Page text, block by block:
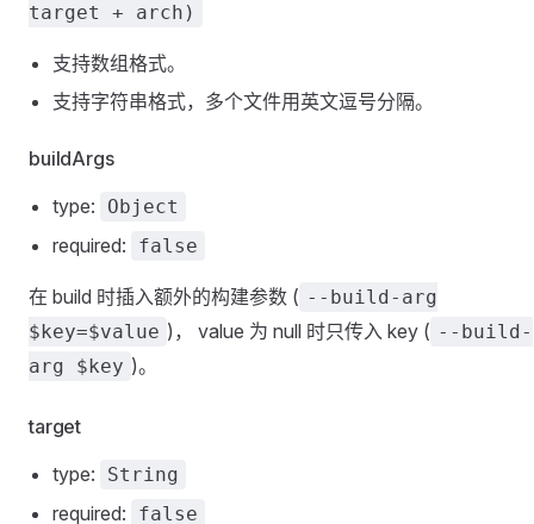
target + arch)
支持数组格式。
支持字符串格式，多个文件用英文逗号分隔。
buildArgs
type:
Object
required: false
在 build 时插入额外的构建参数 ( --build-arg
$key=$value )， value 为 null 时只传入 key ( --build-
arg $key )。
target
type:
String
required: false